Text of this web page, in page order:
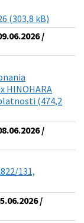
(303,8 kB)
/
HINOHARA
(474,2
/
131,
/